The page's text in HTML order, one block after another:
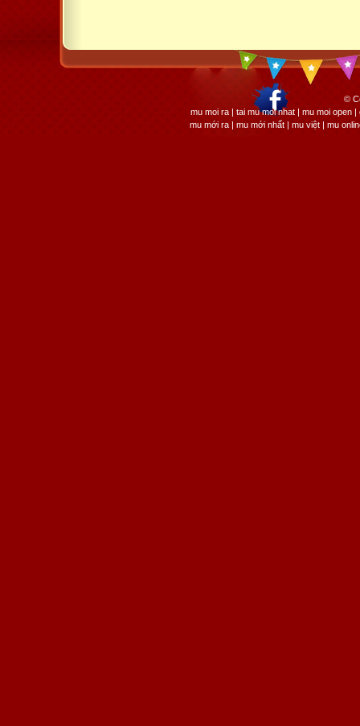
©
mu moi ra | tai mu moi nhat | mu moi open
mu mới ra | mu mới nhất | mu việt | mu